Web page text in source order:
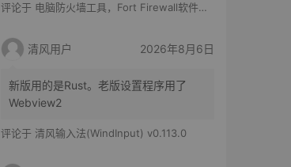
评论于 电脑防火墙工具，Fort Firewall软件体验
清风用户 2026年8月6日
新版用的是Rust。老版设置程序用了
Webview2
评论于 清风输入法(WindInput) v0.113.0